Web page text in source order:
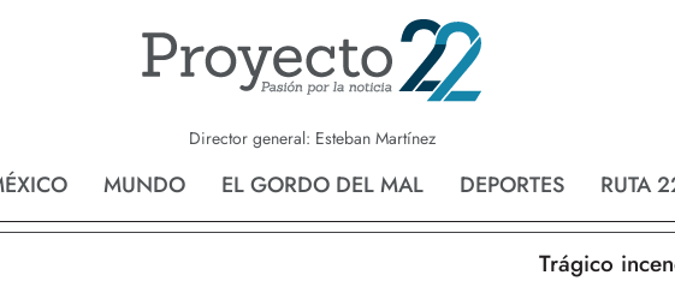
Director general: Esteban Martínez
MUNDO EL GORDO DEL MAL DEPORTES RUTA
Reynosa Nvo. Laredo
Trágico incendio